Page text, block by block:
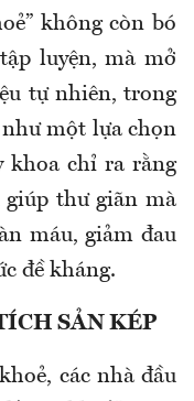
không còn bó
luyện, mà mở
tự nhiên, trong
một lựa chọn
khoa chỉ ra rằng
thư giãn mà
máu, giảm đau
đề kháng.
SẢN KÉP
các nhà đầu